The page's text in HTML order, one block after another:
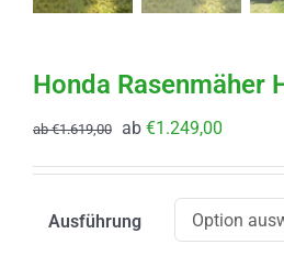
Honda Rasenmäher
ab€1.619,00 ab €1.249,00
Ausführung